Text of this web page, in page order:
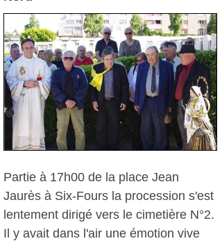
Partie à 17h00 de la place Jean
Jaurès à Six-Fours la procession s'est
lentement dirigé vers le cimetière N°2.
Il y avait dans l'air une émotion vive